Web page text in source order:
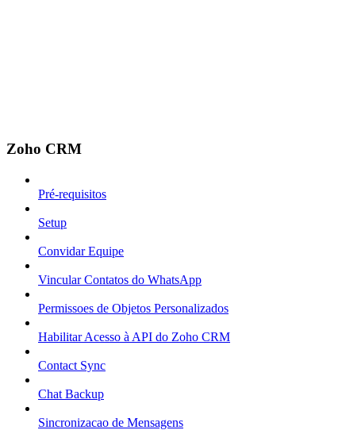
Zoho CRM
Pré-requisitos
Setup
Convidar Equipe
Vincular Contatos do WhatsApp
Permissoes de Objetos Personalizados
Habilitar Acesso à API do Zoho CRM
Contact Sync
Chat Backup
Sincronizacao de Mensagens